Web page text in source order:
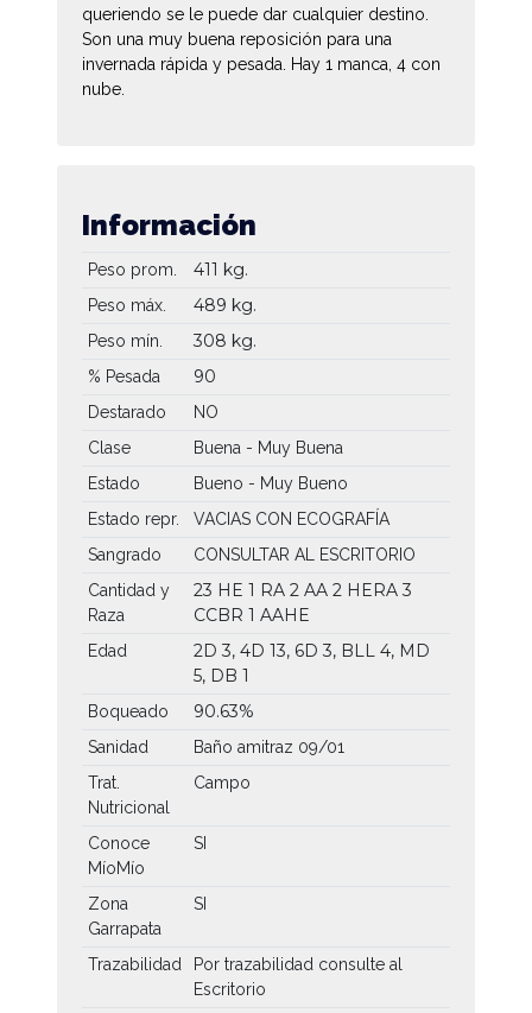
queriendo se le puede dar cualquier destino.
Son una muy buena reposición para una
invernada rápida y pesada. Hay 1 manca, 4 con
nube.
Información
Peso prom. 411 kg.
Peso máx. 489 kg.
Peso mín. 308 kg.
% Pesada 90
Destarado
NO
Clase
Buena - Muy Buena
Estado
Bueno - Muy Bueno
Estado repr.
VACIAS CON ECOGRAFÍA
Sangrado
CONSULTAR AL ESCRITORIO
Cantidad y
Raza
23 HE 1 RA 2 AA 2 HERA3
CCBR 1 AAHE
Edad
2D 3, 4D 13, 6D 3, BLL 4, MD
5, DB 1
Boqueado 90.63%
Sanidad
Baño amitraz 09/01
Trat.
Nutricional
Campo
Conoce
MíoMío
SI
Zona
Garrapata
SI
Trazabilidad
Por trazabilidad consulte al
Escritorio